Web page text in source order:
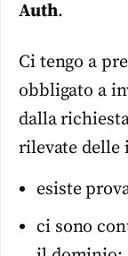
Auth.
Ci tengo a
obbligato a
dalla
rilevate delle
esiste
ci sono